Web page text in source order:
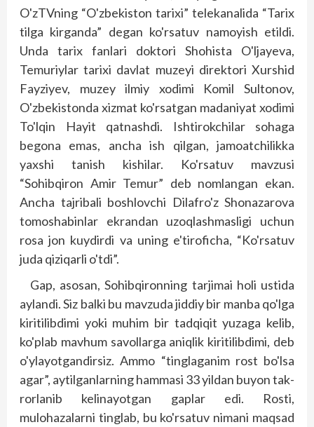
O'zTVning “O'zbekiston tarixi” telekanalida “Tarix
tilga kirganda” degan ko'rsatuv namoyish etildi.
Unda tarix fanlari doktori Shohista O'ljayeva,
Temuriylar tarixi davlat muzeyi direktori Xurshid
Fayziyev, muzey ilmiy xodimi Komil Sultonov,
O'zbekistonda xizmat ko'rsatgan madaniyat xodimi
To'lqin Hayit qatnashdi. Ishtirokchilar sohaga
begona emas, ancha ish qilgan, jamoatchilikka
yaxshi tanish kishilar. Ko'rsatuv mavzusi
“Sohibqiron Amir Temur” deb nomlangan ekan.
Ancha tajribali boshlovchi Dilafro'z Shonazarova
tomoshabinlar ekrandan uzoqlashmasligi uchun
rosa jon kuydirdi va uning e'tiroficha, “Ko'rsatuv
juda qiziqarli o'tdi”.
Gap, asosan, Sohibqironning tarjimai holi ustida
aylandi. Siz balki bu mavzuda jiddiy bir manba qo'lga
kiritilibdimi yoki muhim bir tadqiqit yuzaga kelib,
ko'plab mavhum savollarga aniqlik kiritilibdimi, deb
o'ylayotgandirsiz. Ammo “tinglaganim rost bo'lsa
agar”, aytilganlarning hammasi 33 yildan buyon tak­
rorlanib kelinayotgan gaplar edi. Rosti,
mulohazalarni tinglab, bu ko'rsatuv nimani maqsad